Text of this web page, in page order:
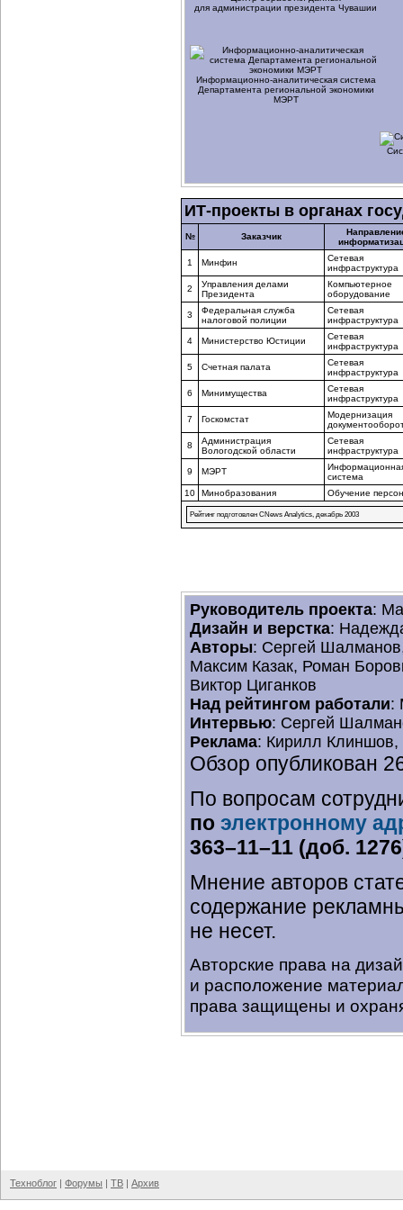
для администрации президента Чувашии
Информационно-аналитическаясистема
Департамента региональной экономики
МЭРТ
ИТ-проекты в органах
№ Заказчик
1 Минфин
Сетевая
инфраструктура
2
Управления делами
Президента
Компьютерное
оборудование
3
Федеральная служба
налоговой полиции
Сетевая
инфраструктура
4 Министерство Юстиции
Сетевая
инфраструктура
5 Счетная палата
Сетевая
инфраструктура
6 Минимущества
Сетевая
инфраструктура
7 Госкомстат
Модернизация
8
Администрация
Вологодской области
Сетевая
инфраструктура
9 МЭРТ
система
10
Минобразования Обучение
Рейтинг подготовлен CNews Analytics, декабрь 2003
Руководитель проекта:
Дизайн и верстка:
Авторы: Сергей
Максим Казак, Роман
Виктор Циганков
Над рейтингом работали:
Интервью: Сергей
Реклама: Кирилл
Обзор опубликован
По вопросам
по электронному
363–11–11 (доб.
Мнение авторов
содержание
не несет.
Авторские права на
и расположение
права защищены и
Техноблог | Форумы | ТВ | Архив